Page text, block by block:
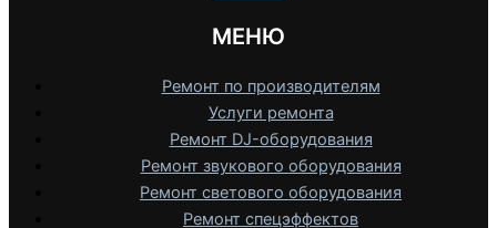
МЕНЮ
Ремонт по производителям
Услуги ремонта
Ремонт DJ-оборудования
Ремонт звукового оборудования
Ремонт светового оборудования
Ремонт спецэффектов